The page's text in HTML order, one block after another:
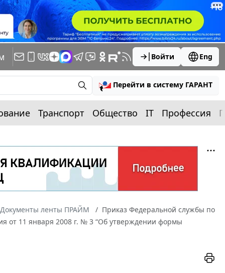
Войти Eng
Перейти в систему ГАРАНТ
Транспорт Общество IT Профессия
Документы ленты ПРАЙМ
Приказ Федеральной службы по
от 11 января 2008 г. № 3 “Об утверждении формы